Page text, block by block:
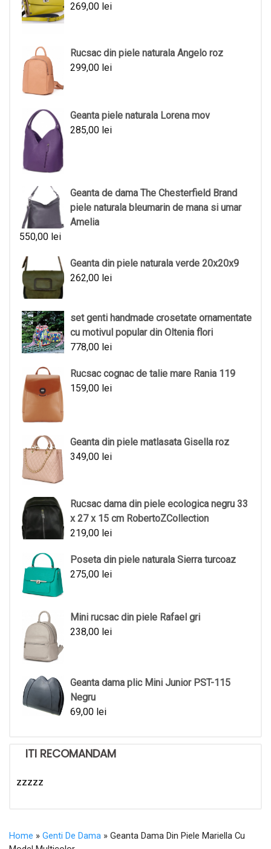
269,00 lei
Rucsac din piele naturala Angelo roz
299,00 lei
Geanta piele naturala Lorena mov
285,00 lei
Geanta de dama The Chesterfield Brand
piele naturala bleumarin de mana si umar
Amelia
550,00 lei
Geanta din piele naturala verde 20x20x9
262,00 lei
set genti handmade crosetate ornamentate
cu motivul popular din Oltenia flori
778,00 lei
Rucsac cognac de talie mare Rania 119
159,00 lei
Geanta din piele matlasata Gisella roz
349,00 lei
Rucsac dama din piele ecologica negru 33
x 27 x 15 cm RobertoZCollection
219,00 lei
Poseta din piele naturala Sierra turcoaz
275,00 lei
Mini rucsac din piele Rafael gri
238,00 lei
Geanta dama plic Mini Junior PST-115
Negru
69,00 lei
ITI RECOMANDAM
zzzzz
Home » Genti De Dama » Geanta Dama Din Piele Mariella Cu